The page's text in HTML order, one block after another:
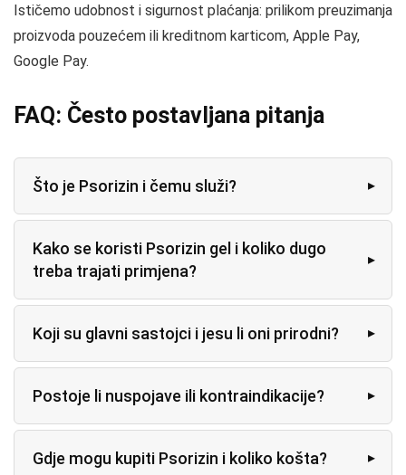
Ističemo udobnost i sigurnost plaćanja: prilikom preuzimanja
proizvoda pouzećem ili kreditnom karticom, Apple Pay,
Google Pay.
FAQ: Često postavljana pitanja
Što je Psorizin i čemu služi?
Kako se koristi Psorizin gel i koliko dugo
treba trajati primjena?
Koji su glavni sastojci i jesu li oni prirodni?
Postoje li nuspojave ili kontraindikacije?
Gdje mogu kupiti Psorizin i koliko košta?